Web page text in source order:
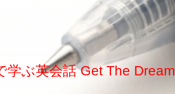
学ぶ英会話 Get The Dream